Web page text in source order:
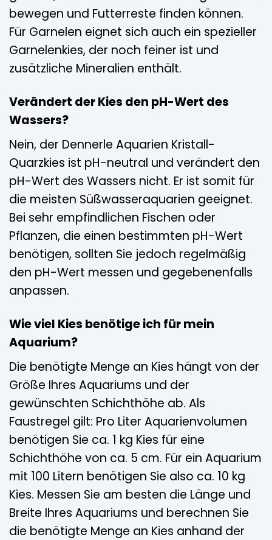
bewegen und Futterreste finden können.
Für Garnelen eignet sich auch ein spezieller
Garnelenkies, der noch feiner ist und
zusätzliche Mineralien enthält.
Verändert der Kies den pH-Wert des
Wassers?
Nein, der Dennerle Aquarien Kristall-
Quarzkies ist pH-neutral und verändert den
pH-Wert des Wassers nicht. Er ist somit für
die meisten Süßwasseraquarien geeignet.
Bei sehr empfindlichen Fischen oder
Pflanzen, die einen bestimmten pH-Wert
benötigen, sollten Sie jedoch regelmäßig
den pH-Wert messen und gegebenenfalls
anpassen.
Wie viel Kies benötige ich für mein
Aquarium?
Die benötigte Menge an Kies hängt von der
Größe Ihres Aquariums und der
gewünschten Schichthöhe ab. Als
Faustregel gilt: Pro Liter Aquarienvolumen
benötigen Sie ca. 1 kg Kies für eine
Schichthöhe von ca. 5 cm. Für ein Aquarium
mit 100 Litern benötigen Sie also ca. 10 kg
Kies. Messen Sie am besten die Länge und
Breite Ihres Aquariums und berechnen Sie
die benötigte Menge an Kies anhand der